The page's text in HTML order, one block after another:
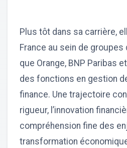
Plus tôt dans sa carrière,
France au sein de
que Orange, BNP Paribas
des fonctions en gestion
finance. Une trajectoire
rigueur, l’innovation
compréhension fine des
transformation